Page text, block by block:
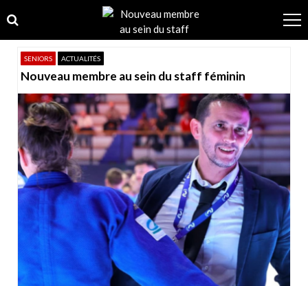
to
navigation
to
content
SENIORS ACTUALITÉS
Nouveau membre au sein du staff féminin